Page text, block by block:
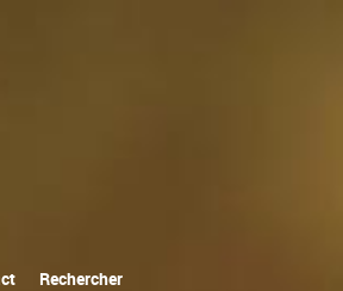
Rechercher